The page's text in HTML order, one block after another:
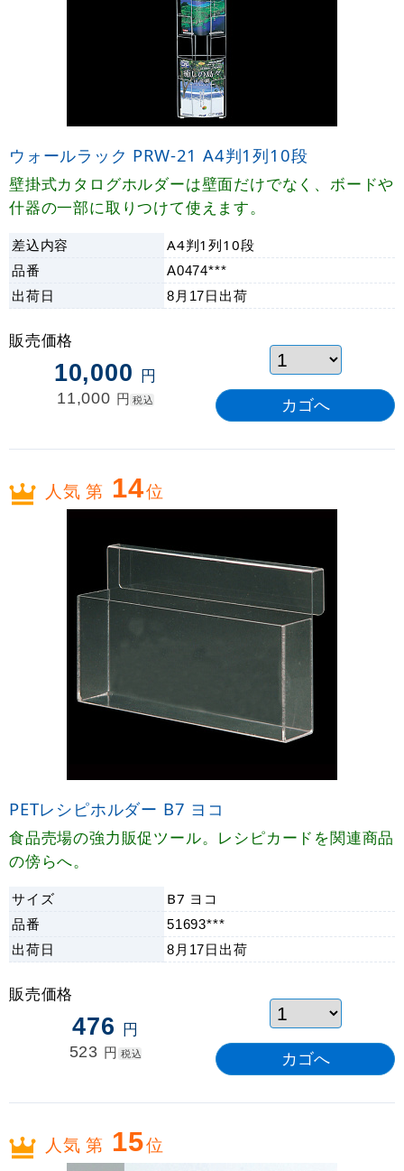
ウォールラック PRW-21 A4判1列10段
壁掛式カタログホルダーは壁面だけでなく、ボードや
什器の一部に取りつけて使えます。
差込内容
A4判1列10段
品番
A0474***
出荷日 8月17日 出荷
販売価格
10,000 円
11,000 円 税込
人気 第 14位
PETレシピホルダー B7 ヨコ
食品売場の強力販促ツール。レシピカードを関連商品
の傍らへ。
サイズ
B7 ヨコ
品番
51693***
出荷日 8月17日 出荷
販売価格
476 円
523 円 税込
人気 第 15位